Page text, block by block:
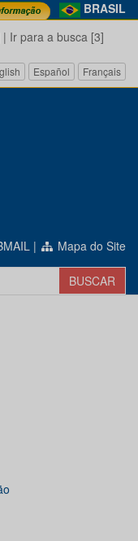
BRASIL
| Ir para a busca [3]
Español Français
| Mapa do Site